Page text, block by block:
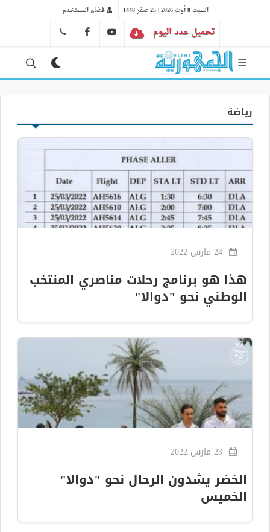
السبت 8 أوت 2026 | 25 صفر 1448 فضاء المستخدم
تحميل عدد اليوم YT
FB
رياضة
هذا هو برنامج رحلات مناصري المنتخب
الوطني نحو "دوالا"
الخضر يشدون الرحال نحو "دوالا"
الخميس